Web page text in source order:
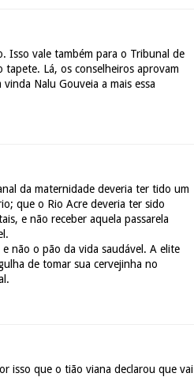
Isso vale também para o Tribunal de
Lá, os conselheiros aprovam
Nalu Gouveia a mais essa
da maternidade deveria ter tido um
que o Rio Acre deveria ter sido
e não receber aquela passarela
não o pão da vida saudável. A elite
de tomar sua cervejinha no
isso que o tião viana declarou que vai